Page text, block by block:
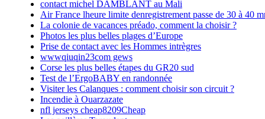
contact michel DAMBLANT au Mali
Air France lheure limite denregistrement passe de 30 à 40
La colonie de vacances préado, comment la choisir ?
Photos les plus belles plages d’Europe
Prise de contact avec les Hommes intrègres
wwwqiuqin23com gews
Corse les plus belles étapes du GR20 sud
Test de l’ErgoBABY en randonnée
Visiter les Calanques : comment choisir son circuit ?
Incendie à Ouarzazate
nfl jerseys cheap8209Cheap